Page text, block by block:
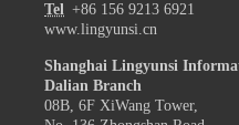
Tel +86 156 9213 6921
www.lingyunsi.cn
Shanghai Lingyunsi
Dalian Branch
08B, 6F XiWang Tower,